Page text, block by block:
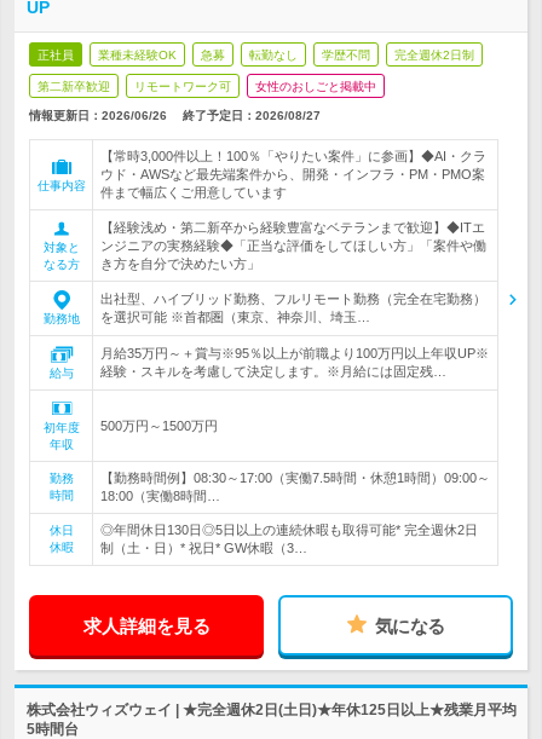
UP
正社員 業種未経験OK 急募 転勤なし 学歴不問 完全週休2日制
第二新卒歓迎 リモートワーク可 女性のおしごと掲載中
情報更新日：2026/06/26 終了予定日： 2026/08/27
仕事内容
【常時3,000件以上！100％「やりたい案件」に参画】◆AI・クラ
ウド・AWSなど最先端案件から、開発・インフラ・PM・PMO案
件まで幅広くご用意しています
対象と
なる方
【経験浅め・第二新卒から経験豊富なベテランまで歓迎】◆ITエ
ンジニアの実務経験◆「正当な評価をしてほしい方」「案件や働
き方を自分で決めたい方」
勤務地
出社型、ハイブリッド勤務、フルリモート勤務（完全在宅勤務）
を選択可能 ※首都圏（東京、神奈川、埼玉…
給与
月給35万円～＋賞与※95％以上が前職より100万円以上年収UP※
経験・スキルを考慮して決定します。※月給には固定残…
初年度
年収
500万円～1500万円
勤務
時間
【勤務時間例】08:30～17:00（実働7.5時間・休憩1時間）09:00～
18:00（実働8時間…
休日
休暇
◎年間休日130日◎5日以上の連続休暇も取得可能* 完全週休2日
制（土・日）* 祝日* GW休暇（3…
求人詳細を見る 気になる
株式会社ウィズウェイ | ★完全週休2日(土日)★年休125日以上★残業月平均
5時間台